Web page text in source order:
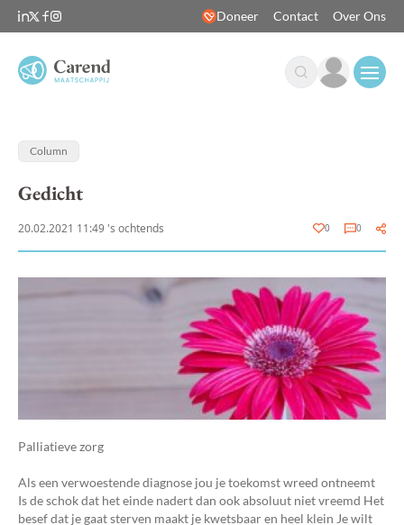
Doneer Contact Over Ons
Column
Gedicht
20.02.2021 11:49 's ochtends 0 0
Palliatieve zorg
Als een verwoestende diagnose jou je toekomst wreed ontneemt
Is de schok dat het einde nadert dan ook absoluut niet vreemd Het
besef dat je gaat sterven maakt je kwetsbaar en heel klein Je wilt